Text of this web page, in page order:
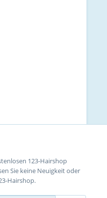
123-Hairshop
Sie keine Neuigkeit oder
Hairshop.